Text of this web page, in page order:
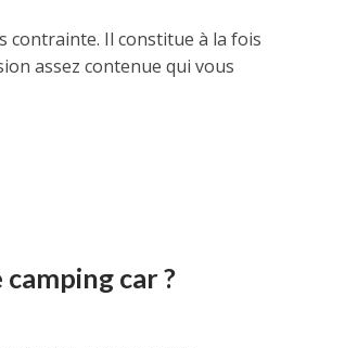
contrainte. Il constitue à la fois
assez contenue qui vous
car ?